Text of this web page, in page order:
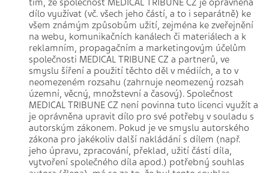
tím, že společnost MEDICAL TRIBUNE CZ je oprávněna
dílo využívat (vč. všech jeho částí, a to i separátně) ke
všem známým způsobům užití, zejména ke zveřejnění
na webu, komunikačních kanálech či materiálech a k
reklamním, propagačním a marketingovým účelům
společnosti MEDICAL TRIBUNE CZ a partnerů, ve
smyslu šíření a použití těchto děl v médiích, a to v
neomezeném rozsahu (zahrnuje neomezený rozsah
územní, věcný, množstevní a časový). Společnost
MEDICAL TRIBUNE CZ není povinna tuto licenci využít a
je oprávněna upravit dílo pro své potřeby v souladu s
autorským zákonem. Pokud je ve smyslu autorského
zákona pro jakékoliv další nakládání s dílem (např.
jeho úpravu, zpracování, překlad, užití částí díla,
vytvoření společného díla apod.) potřebný souhlas